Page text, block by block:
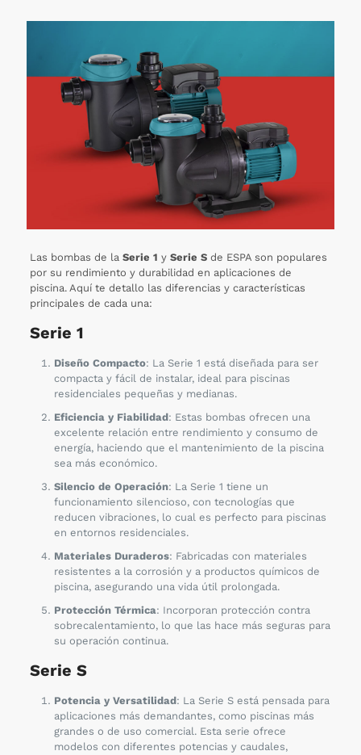
Las bombas de la Serie 1 y Serie Sde ESPA son populares
por su rendimiento y durabilidad en aplicaciones de
piscina. Aquí te detallo las diferencias y características
principales de cada una:
Serie 1
Diseño Compacto: La Serie 1 está diseñada para ser
compacta y fácil de instalar, ideal para piscinas
residenciales pequeñas y medianas.
Eficiencia y Fiabilidad: Estas bombas ofrecen una
excelente relación entre rendimiento y consumo de
energía, haciendo que el mantenimiento de la piscina
sea más económico.
Silencio de Operación: La Serie 1 tiene un
funcionamiento silencioso, con tecnologías que
reducen vibraciones, lo cual es perfecto para piscinas
en entornos residenciales.
Materiales Duraderos: Fabricadas con materiales
resistentes a la corrosión y a productos químicos de
piscina, asegurando una vida útil prolongada.
Protección Térmica: Incorporan protección contra
sobrecalentamiento, lo que las hace más seguras para
su operación continua.
Serie S
Potencia y Versatilidad: La Serie S está pensada para
aplicaciones más demandantes, como piscinas más
grandes o de uso comercial. Esta serie ofrece
modelos con diferentes potencias y caudales,